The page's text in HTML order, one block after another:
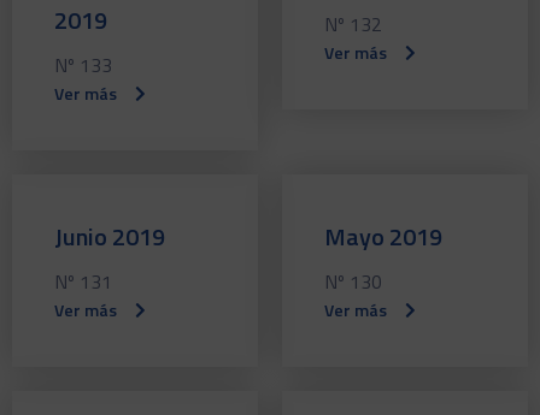
2019
Nº 133
Ver más
Nº 132
Ver más
Junio 2019
Nº 131
Ver más
Mayo 2019
Nº 130
Ver más